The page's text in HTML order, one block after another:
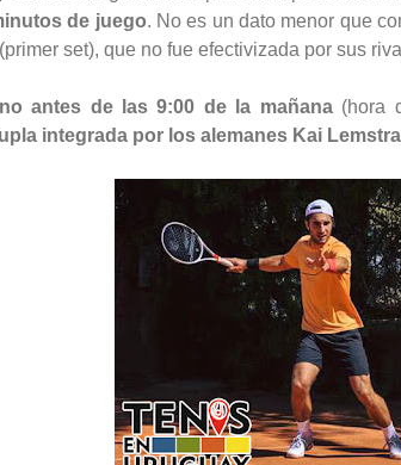
de juego. No es un dato menor que
set), que no fue efectivizada por sus
antes de las 9:00 de la mañana(hora
integrada por los alemanes Kai